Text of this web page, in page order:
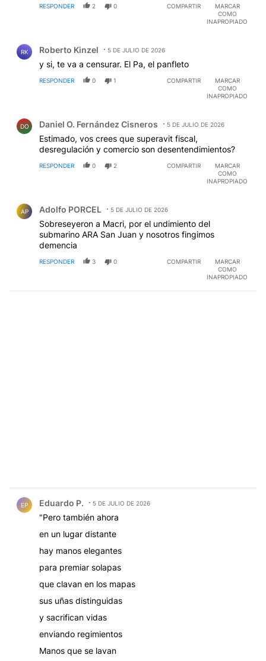
que hace. El sistema está formateado para eso,
RESPONDER 2 0 COMPARTIR
MARCAR
COMO
INAPROPIADO
RK Roberto Kinzel 5 DE JULIO DE 2026
y si, te va a censurar. El Pa, el panfleto
RESPONDER 0 1 COMPARTIR
MARCAR
COMO
INAPROPIADO
DO Daniel O. Fernández Cisneros 5 DE JULIO DE 2026
Estimado, vos crees que superavit fiscal,
desregulación y comercio son desentendimientos?
RESPONDER 0 2 COMPARTIR
MARCAR
COMO
INAPROPIADO
AP Adolfo PORCEL 5 DE JULIO DE 2026
Sobreseyeron a Macri, por el undimiento del
submarino ARA San Juan y nosotros fingimos
demencia
RESPONDER 3 0 COMPARTIR
MARCAR
COMO
INAPROPIADO
EP Eduardo P. 5 DE JULIO DE 2026
"Pero también ahora
en un lugar distante
hay manos elegantes
para premiar solapas
que clavan en los mapas
sus uñas distinguidas
y sacrifican vidas
enviando regimientos
Manos que se lavan